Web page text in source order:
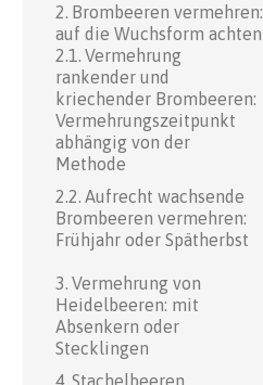
Brombeeren vermehren:
auf die Wuchsform achten
Vermehrung
rankender und
kriechender Brombeeren:
Vermehrungszeitpunkt
abhängig von der
Methode
Aufrecht wachsende
Brombeeren vermehren:
Frühjahr oder Spätherbst
Vermehrung von
Heidelbeeren: mit
Absenkern oder
Stecklingen
Stachelbeeren